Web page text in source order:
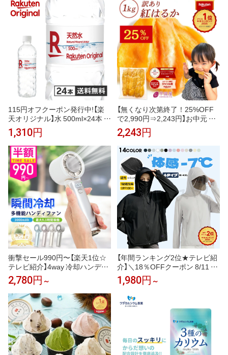
スポーツ ジム ヨガ マスク 元祖
冷感coolify【完全防備UVカット
ンプ
115円オフクーポン発行中!【楽
天オリジナル】水 500ml×24本 天
然水 ミネラルウォーター 飲料水
まとめ買い 安い 業務用 家庭用
大容量 オフィス コスパ最強 熱
中症対策 500ml 24本
1,310円
【無くなり次第終了！25%OFF
で2,990円⇒2,243円】お中元 ギ
フト 干し芋 茨城県産 紅はるか
訳あり 1kg 食べ物 和菓子 おや
つ 送料無料 国産 無添加 切り落
とし さつまいも スイーツ ダイ
エット お菓子 和スイーツ お祝
い N1
2,243円
衝撃セール990円〜【楽天1位☆
テレビ紹介】4way 冷却ハンディ
ファンPRO 2026 ハンディファ
ン 冷却プレート 扇風機 シシベ
ラ ハンディファン 静音 軽量 強
風 小型 冷却モード 充電式 冷却
携帯扇風機 卓上扇風機 小型扇風
機 cicibella 手持ち扇風機「MON
OQLO受賞」＜公式＞
2,780円 ～
【年間ランキング2位★テレビ紹
介】＼18％OFFクーポン 8/11 2
3:59まで／uvカット パーカー
冷感 UV レディース uvカットパ
ーカー 接触冷感 長袖 ラッシュ
ガード メンズ UVパーカー 遮光
メッシュ 通気口 涼しい トップ
ス 大きいサイズ 日焼け防止服
日よけ サンバイザー 即納
1,980円 ～